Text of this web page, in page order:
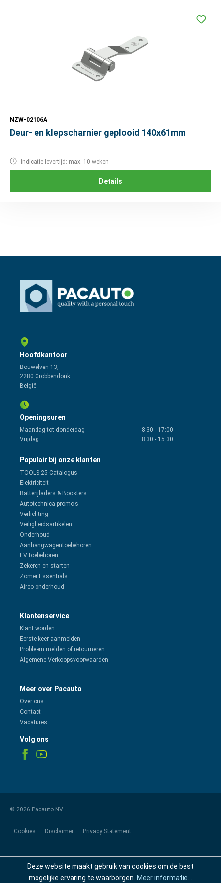
NZW-02106A
Deur- en klepscharnier geplooid 140x61mm
Indicatie levertijd: max. 10 weken
Details
Hoofdkantoor
Bouwelven 13,
2280 Grobbendonk
België
Openingsuren
Maandag tot donderdag 8:30 - 17:00
Vrijdag
8:30 - 15:30
Populair bij onze klanten
TOOLS 25 Catalogus
Elektriciteit
Batterijladers & Boosters
Autotechnica promo's
Verlichting
Veiligheidsartikelen
Onderhoud
Aanhangwagentoebehoren
EV toebehoren
Zekeren en starten
Zomer Essentials
Airco onderhoud
Klantenservice
Klant worden
Eerste keer aanmelden
Probleem melden of retourneren
Algemene Verkoopsvoorwaarden
Meer over Pacauto
Over ons
Contact
Vacatures
Volg ons
© 2026 Pacauto NV
Cookies Disclaimer Privacy Statement
Deze website maakt gebruik van cookies om de best
mogelijke ervaring te waarborgen. Meer informatie...